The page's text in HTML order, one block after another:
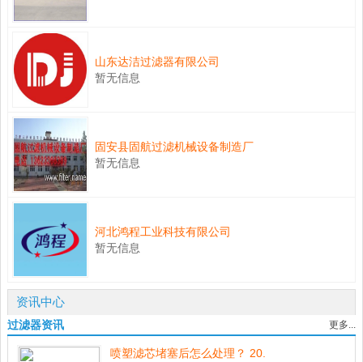
山东达洁过滤器有限公司
暂无信息
固安县固航过滤机械设备制造厂
暂无信息
河北鸿程工业科技有限公司
暂无信息
资讯中心
更多...
过滤器资讯
喷塑滤芯堵塞后怎么处理？ 20.